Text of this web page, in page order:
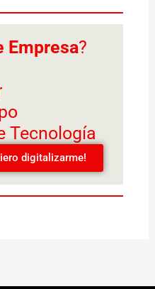
Empresa?
Tecnología
digitalizarme!